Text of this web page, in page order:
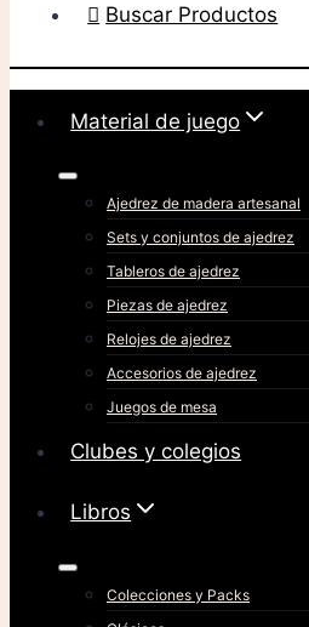
Buscar Productos
Material de juego
Ajedrez de madera artesanal
Sets y conjuntos de ajedrez
Tableros de ajedrez
Piezas de ajedrez
Relojes de ajedrez
Accesorios de ajedrez
Juegos de mesa
Clubes y colegios
Libros
Colecciones y Packs